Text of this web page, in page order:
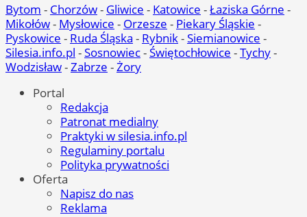
Bytom - Chorzów- Gliwice - Katowice -Łaziska Górne -
Mikołów- Mysłowice - Orzesze - Piekary Śląskie -
Pyskowice - Ruda Śląska - Rybnik-Siemianowice -
Silesia.info.pl -Sosnowiec-Świętochłowice -Tychy-
Wodzisław-Zabrze -Żory
Portal
Redakcja
Patronat medialny
Praktyki w silesia.info.pl
Regulaminy portalu
Polityka prywatności
Oferta
Napisz do nas
Reklama